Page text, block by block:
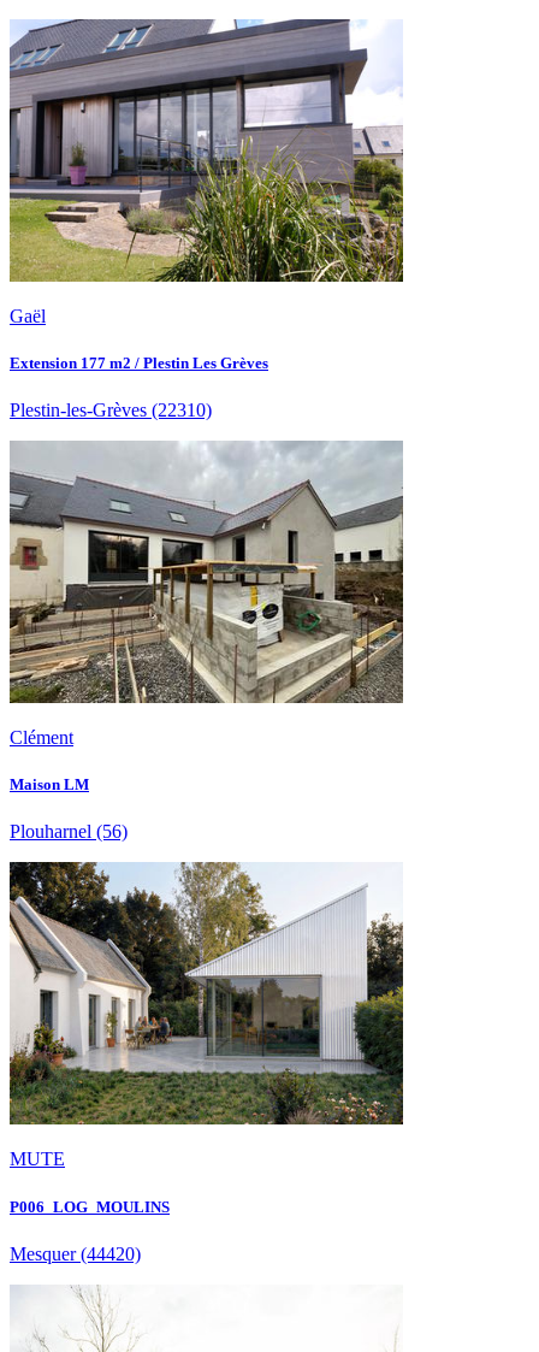
Gaël
Extension 177 m2 / Plestin Les Grèves
Plestin-les-Grèves (22310)
Clément
Maison LM
Plouharnel (56)
MUTE
P006_LOG_MOULINS
Mesquer(44420)